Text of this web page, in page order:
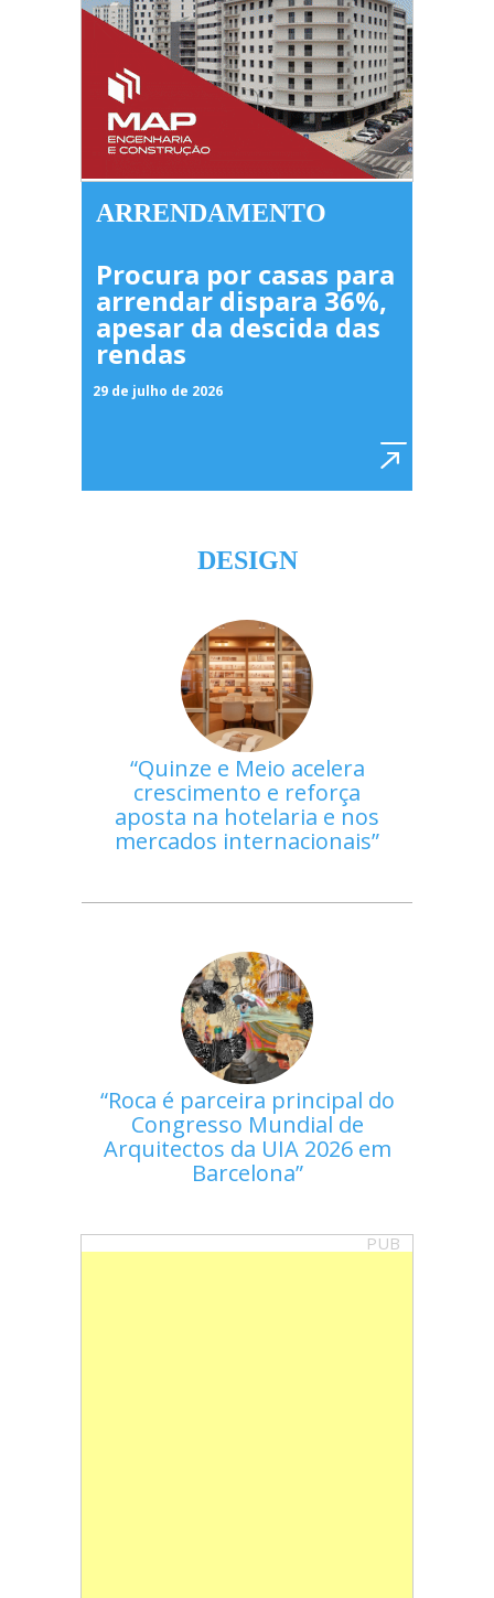
ARRENDAMENTO
Procura por casas para
arrendar dispara 36%,
apesar da descida das
rendas
29 de julho de 2026
DESIGN
Quinze e Meio acelera
crescimento e reforça
aposta na hotelaria e nos
mercados internacionais
Roca é parceira principal do
Congresso Mundial de
Arquitectos da UIA 2026 em
Barcelona
PUB